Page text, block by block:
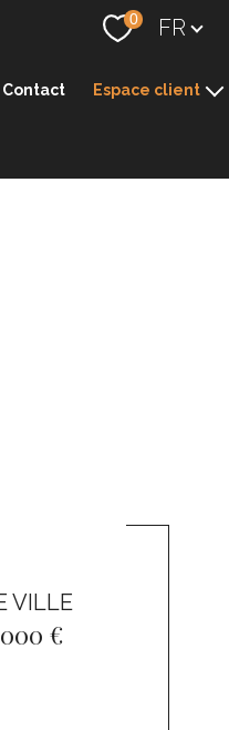
0 Langue
FR
Contact Espace client
VILLE
€